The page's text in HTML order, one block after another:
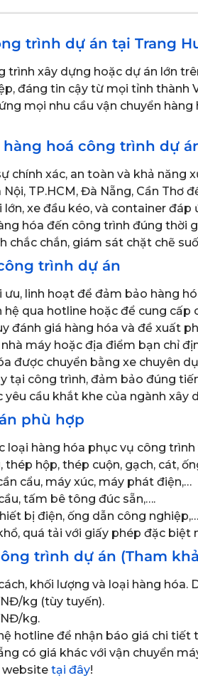
trình dự án tại Trang
trình xây dựng hoặc dự án lớn
đáng tin cậy từ mọi tỉnh
mọi nhu cầu vận chuyển
hoá công trình dự
chính xác, an toàn và khả
TP.HCM, Đà Nẵng, Cần Thơ
lớn, xe đầu kéo, và container
hóa đến công trình đúng thời
chắc chắn, giám sát chặt chẽ
trình dự án
linh hoạt để đảm bảo hàng
hệ qua hotline hoặc để cung
đánh giá hàng hóa và đề xuất
máy hoặc địa điểm bạn chỉ
được chuyển bằng xe chuyên
tại công trình, đảm bảo đúng
cầu khắt khe của ngành xây
phù hợp
loại hàng hóa phục vụ công
thép hộp, thép cuộn, gạch, cát,
cẩu, máy xúc, máy phát điện,…
tấm bê tông đúc sẵn,….
bị điện, ống dẫn công
quá tải với giấy phép đặc
trình dự án (Tham
khối lượng và loại hàng
kg (tùy tuyến).
kg.
hotline để nhận báo giá chi tiết
có giá khác với vận chuyển
website tại đây!